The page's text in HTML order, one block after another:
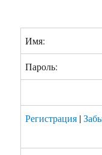
Имя:
Пароль:
Регистрация |